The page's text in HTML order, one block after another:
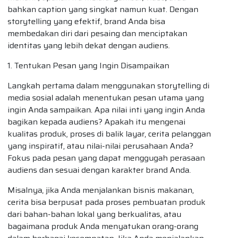
bahkan caption yang singkat namun kuat. Dengan
storytelling yang efektif, brand Anda bisa
membedakan diri dari pesaing dan menciptakan
identitas yang lebih dekat dengan audiens.
1. Tentukan Pesan yang Ingin Disampaikan
Langkah pertama dalam menggunakan storytelling di
media sosial adalah menentukan pesan utama yang
ingin Anda sampaikan. Apa nilai inti yang ingin Anda
bagikan kepada audiens? Apakah itu mengenai
kualitas produk, proses di balik layar, cerita pelanggan
yang inspiratif, atau nilai-nilai perusahaan Anda?
Fokus pada pesan yang dapat menggugah perasaan
audiens dan sesuai dengan karakter brand Anda.
Misalnya, jika Anda menjalankan bisnis makanan,
cerita bisa berpusat pada proses pembuatan produk
dari bahan-bahan lokal yang berkualitas, atau
bagaimana produk Anda menyatukan orang-orang